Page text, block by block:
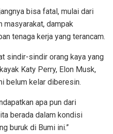
bisa fatal, mulai dari
masyarakat, dampak
tenaga kerja yang terancam.
sindir-sindir orang kaya yang
Katy Perry, Elon Musk,
belum kelar diberesin.
apa pun dari
berada dalam kondisi
buruk di Bumi ini.”